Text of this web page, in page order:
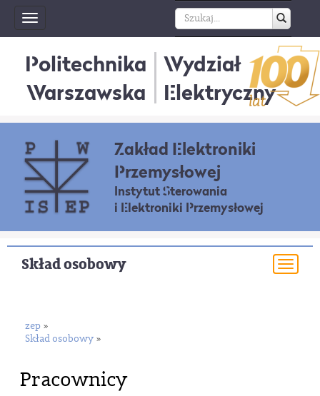
Toggle
navigation
Politechnika
Warszawska
Wydział
Elektryczny
Zakład Elektroniki
Przemysłowej
Instytut Sterowania
i Elektroniki Przemysłowej
Skład osobowy
zep »
Skład osobowy »
Pracownicy